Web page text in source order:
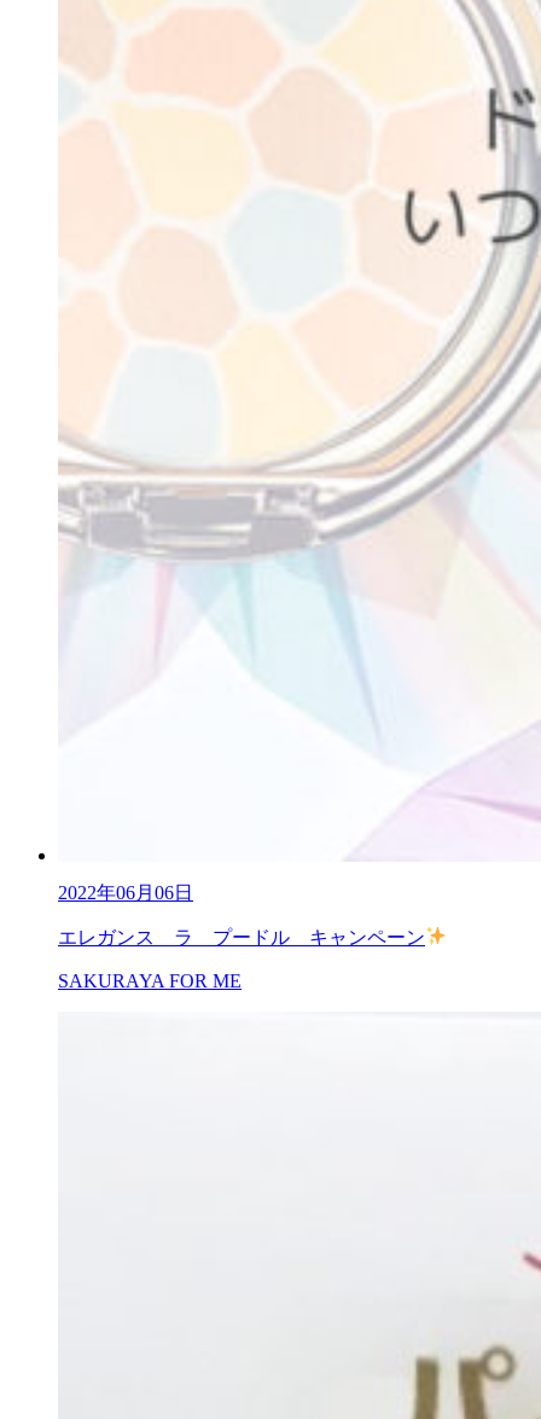
2022年06月06日
エレガンス ラ プードル キャンペーン
SAKURAYA FOR ME